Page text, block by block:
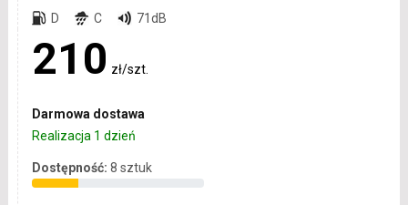
D C 71dB
210 zł/szt.
Darmowa dostawa
Realizacja 1 dzień
Dostępność: 8 sztuk